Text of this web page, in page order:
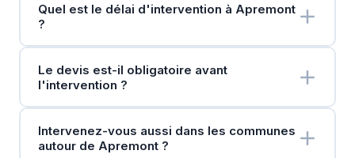
Quel est le délai d'intervention à Apremont
?
Le devis est-il obligatoire avant
l'intervention ?
Intervenez-vous aussi dans les communes
autour de Apremont ?